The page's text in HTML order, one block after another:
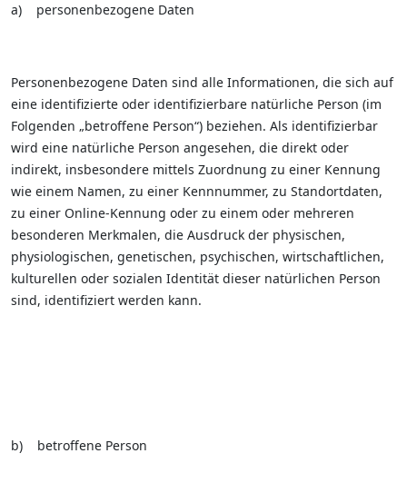
a) personenbezogene Daten
Personenbezogene Daten sind alle Informationen, die sich auf
eine identifizierte oder identifizierbare natürliche Person (im
Folgenden „betroffene Person“) beziehen. Als identifizierbar
wird eine natürliche Person angesehen, die direkt oder
indirekt, insbesondere mittels Zuordnung zu einer Kennung
wie einem Namen, zu einer Kennnummer, zu Standortdaten,
zu einer Online-Kennung oder zu einem oder mehreren
besonderen Merkmalen, die Ausdruck der physischen,
physiologischen, genetischen, psychischen, wirtschaftlichen,
kulturellen oder sozialen Identität dieser natürlichen Person
sind, identifiziert werden kann.
b) betroffene Person